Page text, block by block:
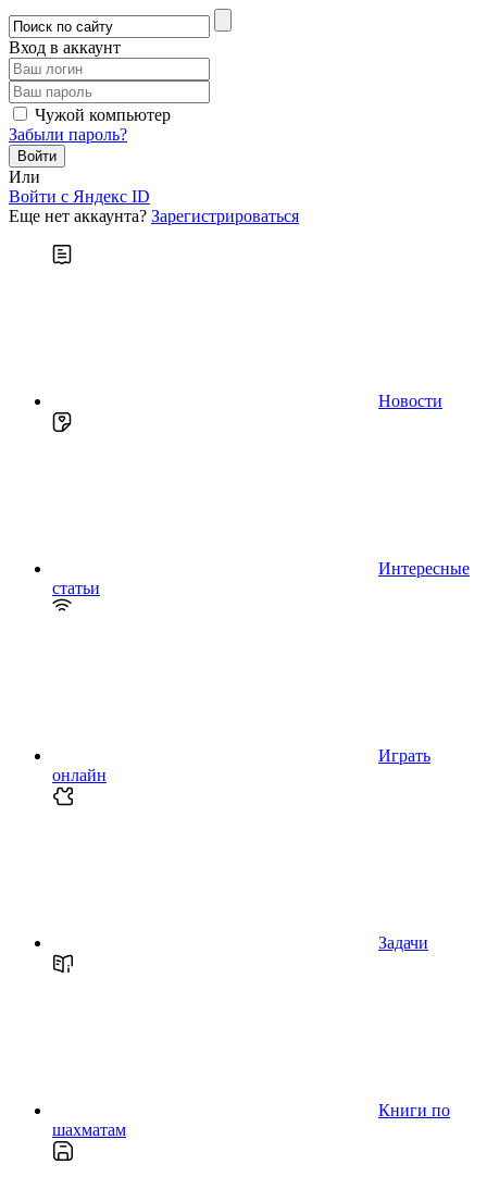
Вход в аккаунт
Чужой компьютер
Забыли пароль?
Или
Войти c Яндекс ID
Еще нет аккаунта? Зарегистрироваться
Новости
Интересные
статьи
Играть
онлайн
Задачи
Книги по
шахматам